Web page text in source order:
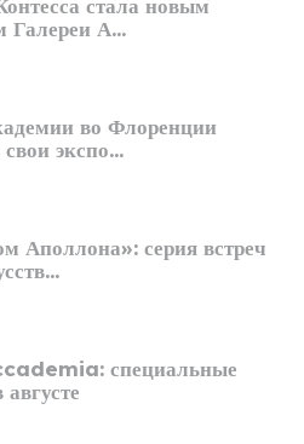
стала новым
Галереи А...
во Флоренции
экспо...
Аполлона»: серия встреч
специальные